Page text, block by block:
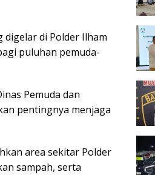
digelar di Polder Ilham
puluhan pemuda-
Pemuda dan
pentingnya menjaga
area sekitar Polder
sampah, serta